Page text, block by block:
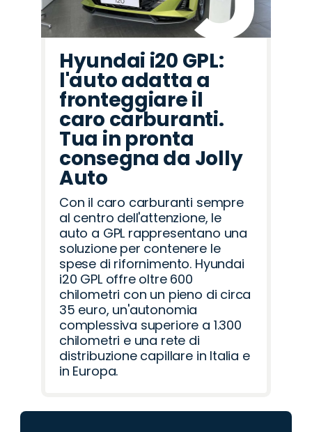
Hyundai i20 GPL:
l'auto adatta a
fronteggiare il
caro carburanti.
Tua in pronta
consegna da Jolly
Auto
Con il caro carburanti sempre
al centro dell'attenzione, le
auto a GPL rappresentano una
soluzione per contenere le
spese di rifornimento. Hyundai
i20 GPL offre oltre 600
chilometri con un pieno di circa
35 euro, un'autonomia
complessiva superiore a 1.300
chilometri e una rete di
distribuzione capillare in Italia e
in Europa.